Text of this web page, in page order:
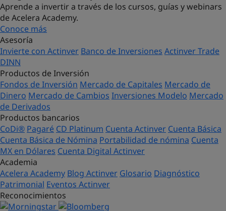
Aprende a invertir a través de los cursos, guías y webinars
de Acelera Academy.
Conoce más
Asesoría
Invierte con Actinver Banco de Inversiones Actinver Trade
DINN
Productos de Inversión
Fondos de Inversión Mercado de Capitales Mercado de
Dinero Mercado de Cambios Inversiones Modelo Mercado
de Derivados
Productos bancarios
CoDi® Pagaré CD Platinum Cuenta Actinver Cuenta Básica
Cuenta Básica de Nómina Portabilidad de nómina Cuenta
MX en Dólares Cuenta Digital Actinver
Academia
Acelera Academy Blog Actinver Glosario Diagnóstico
Patrimonial Eventos Actinver
Reconocimientos